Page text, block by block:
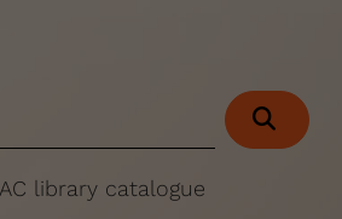
library catalogue